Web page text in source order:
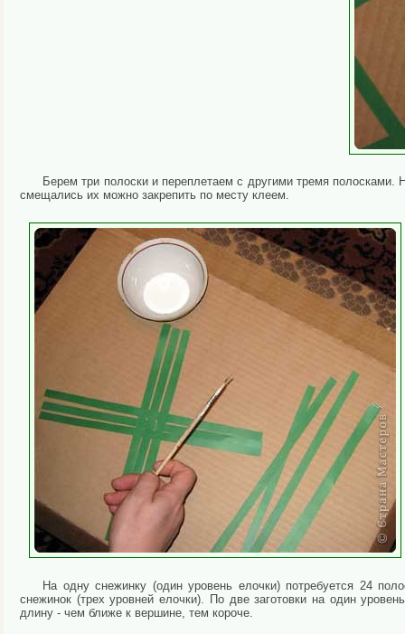
Берем три полоски и переплетаем с другими тремя
смещались их можно закрепить по месту клеем.
На одну снежинку (один уровень елочки) потребуется 24
снежинок (трех уровней елочки). По две заготовки на один
длину - чем ближе к вершине, тем короче.